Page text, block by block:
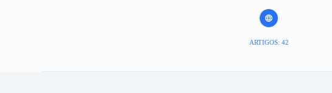
ARTIGOS: 42